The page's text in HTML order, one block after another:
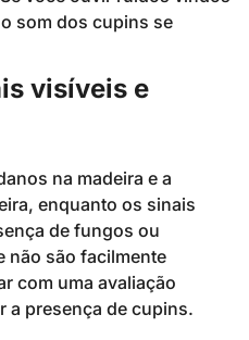
som dos cupins se
visíveis e
na madeira e a
enquanto os sinais
de fungos ou
não são facilmente
com uma avaliação
a presença de cupins.